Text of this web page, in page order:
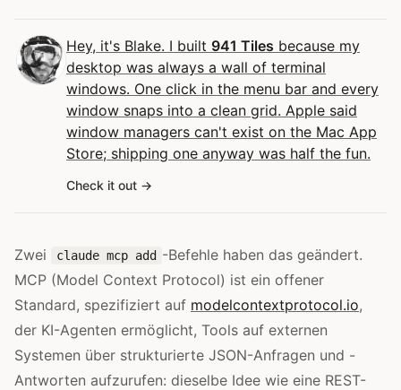
Hey, it's Blake. I built 941 Tiles because my
desktop was always a wall of terminal
windows. One click in the menu bar and every
window snaps into a clean grid. Apple said
window managers can't exist on the Mac App
Store; shipping one anyway was half the fun.
Check it out
Zwei claude mcp add -Befehle haben das geändert.
MCP (Model Context Protocol) ist ein offener
Standard, spezifiziert auf modelcontextprotocol.io,
der KI-Agenten ermöglicht, Tools auf externen
Systemen über strukturierte JSON-Anfragen und -
Antworten aufzurufen: dieselbe Idee wie eine REST-